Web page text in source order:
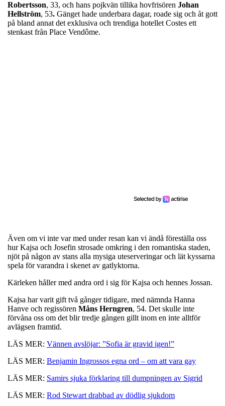
Robertsson, 33, och hans pojkvän tillika hovfrisören Johan
Hellström, 53. Gänget hade underbara dagar, roade sig och åt gott
på bland annat det exklusiva och trendiga hotellet Costes ett
stenkast från Place Vendôme.
Även om vi inte var med under resan kan vi ändå föreställa oss
hur Kajsa och Josefin strosade omkring i den romantiska staden,
njöt på någon av stans alla mysiga uteserveringar och lät kyssarna
spela för varandra i skenet av gatlyktorna.
Kärleken håller med andra ord i sig för Kajsa och hennes Jossan.
Kajsa har varit gift två gånger tidigare, med nämnda Hanna
Hanve och regissören Måns Herngren, 54. Det skulle inte
förvåna oss om det blir tredje gången gillt inom en inte alltför
avlägsen framtid.
LÄS MER: Vännen avslöjar: ”Sofia är gravid igen!”
LÄS MER: Benjamin Ingrossos egna ord – om att vara gay
LÄS MER: Samirs sjuka förklaring till dumpningen av Sigrid
LÄS MER: Rod Stewart drabbad av dödlig sjukdom